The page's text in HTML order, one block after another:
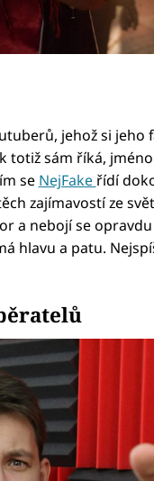
jehož si jeho
totiž sám říká,
se NejFake řídí
zajímavostí ze
a nebojí se
hlavu a patu.